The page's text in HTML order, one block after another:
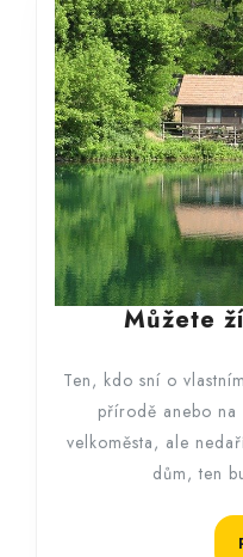
Můžete
Ten, kdo sní o
přírodě anebo
velkoměsta, ale
dům, ten